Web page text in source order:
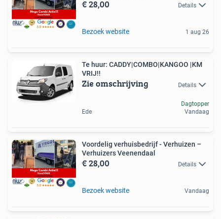
€ 28,00 Details
Bezoek website 1 aug 26
Te huur: CADDY|COMBO|KANGOO |KM
VRIJ!!
Zie omschrijving Details
Ede
Dagtopper
Vandaag
Voordelig verhuisbedrijf - Verhuizen –
Verhuizers Veenendaal
€ 28,00 Details
Bezoek website Vandaag